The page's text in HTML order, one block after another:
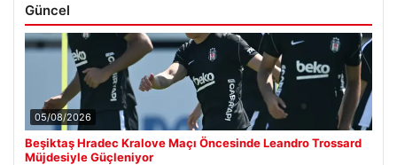
Güncel
05/08/2026
Beşiktaş Hradec Kralove Maçı Öncesinde Leandro Trossard
Müjdesiyle Güçleniyor